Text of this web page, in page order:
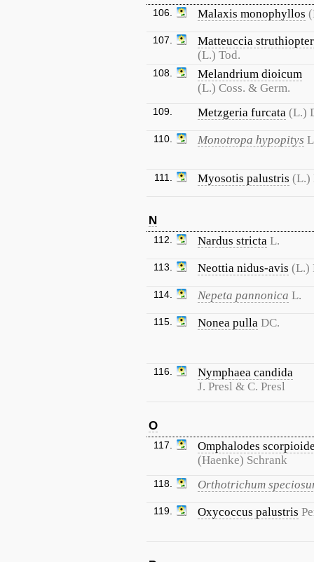
106. Malaxis monophyllos
107.
Matteuccia
(L.) Tod.
108.
Melandrium dioicum
(L.) Coss. & Germ.
109. Metzgeria furcata (L.)
110. Monotropa hypopitys
111. Myosotis palustris (L.)
N
112. Nardus stricta L.
113. Neottia nidus-avis (L.)
114. Nepeta pannonica L.
115. Nonea pulla DC.
116.
Nymphaea candida
J. Presl & C. Presl
O
117.
Omphalodes
(Haenke) Schrank
118. Orthotrichum
119. Oxycoccus palustris